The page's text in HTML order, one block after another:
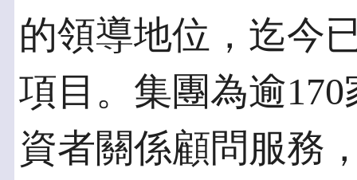
的領導地位，迄今
項目。集團為逾
資者關係顧問服務